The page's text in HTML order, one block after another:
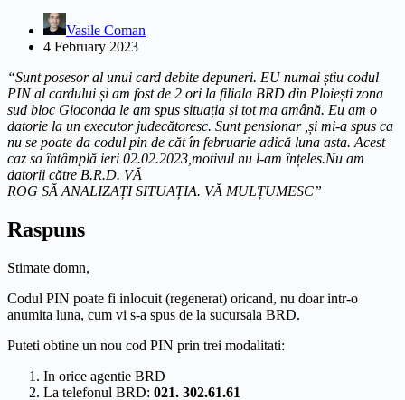
Vasile Coman
4 February 2023
“Sunt posesor al unui card debite depuneri. EU numai știu codul
PIN al cardului și am fost de 2 ori la filiala BRD din Ploiești zona
sud bloc Gioconda le am spus situația și tot ma amână. Eu am o
datorie la un executor judecătoresc. Sunt pensionar ,și mi-a spus ca
nu se poate da codul pin de căt în februarie adică luna asta. Acest
caz sa întâmplă ieri 02.02.2023,motivul nu l-am înțeles.Nu am
datorii către B.R.D. VĂ
ROG SĂ ANALIZAȚI SITUAȚIA. VĂ MULȚUMESC”
Raspuns
Stimate domn,
Codul PIN poate fi inlocuit (regenerat) oricand, nu doar intr-o
anumita luna, cum vi s-a spus de la sucursala BRD.
Puteti obtine un nou cod PIN prin trei modalitati:
In orice agentie BRD
La telefonul BRD: 021. 302.61.61